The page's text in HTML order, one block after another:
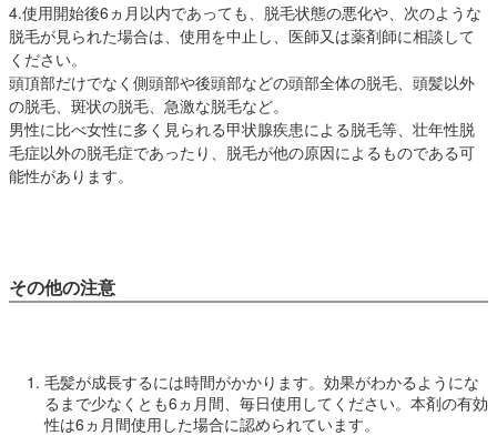
4.使用開始後6ヵ月以内であっても、脱毛状態の悪化や、次のような
脱毛が見られた場合は、使用を中止し、医師又は薬剤師に相談して
ください。
頭頂部だけでなく側頭部や後頭部などの頭部全体の脱毛、頭髪以外
の脱毛、斑状の脱毛、急激な脱毛など。
男性に比べ女性に多く見られる甲状腺疾患による脱毛等、壮年性脱
毛症以外の脱毛症であったり、脱毛が他の原因によるものである可
能性があります。
その他の注意
毛髪が成長するには時間がかかります。効果がわかるようにな
るまで少なくとも6ヵ月間、毎日使用してください。本剤の有効
性は6ヵ月間使用した場合に認められています。